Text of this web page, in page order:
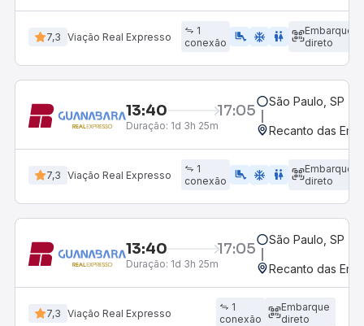
7,3 Viação Real Expresso
1
conexão
airline_seat_legroom_extra ac_unit WC
Embarque
direto
13:40 17:05
Duração: 1d 3h 25m
São Paulo, SP -
Recanto das
7,3 Viação Real Expresso
1
conexão
airline_seat_legroom_extra ac_unit wc
Embarque
direto
13:40 17:05
Duração: 1d 3h 25m
São Paulo, SP -
Recanto das
7,3 Viação Real Expresso
1
conexão
Embarque
direto